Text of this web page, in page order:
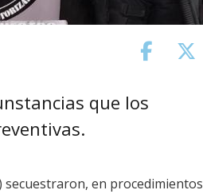
que los
secuestraron, en procedimientos